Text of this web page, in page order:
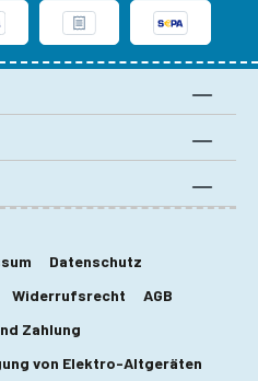
Datenschutz
Widerrufsrecht
AGB
Zahlung
von Elektro-Altgeräten